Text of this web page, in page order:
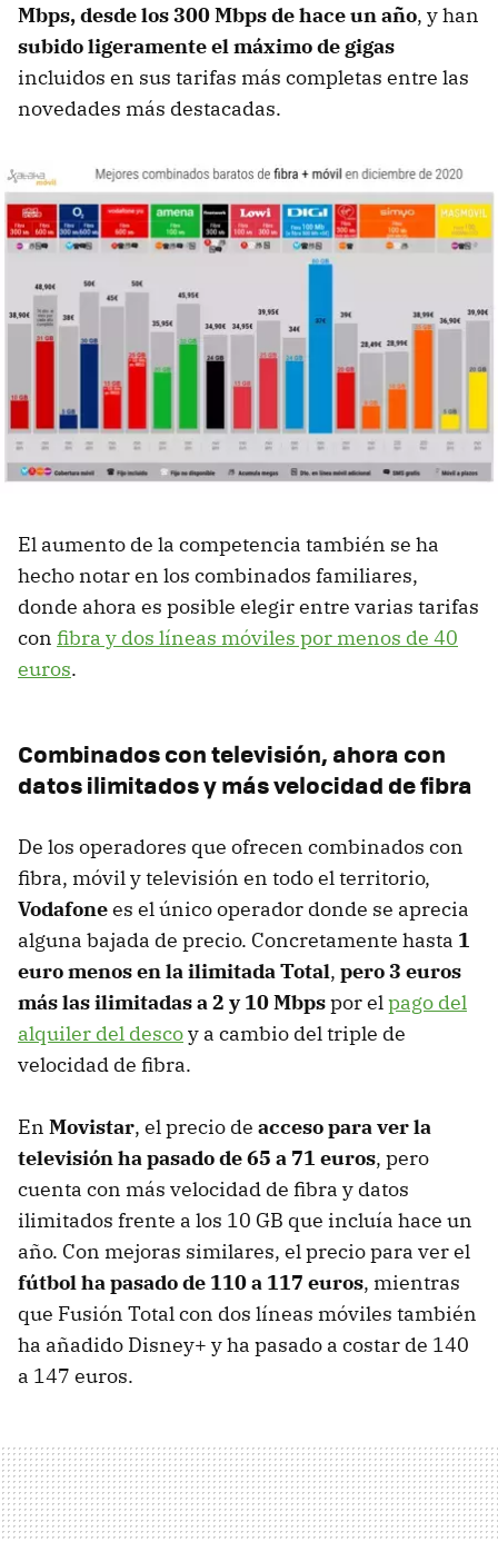
Mbps, desde los 300 Mbps de hace un año, y han
subido ligeramente el máximo de gigas
incluidos en sus tarifas más completas entre las
novedades más destacadas.
El aumento de la competencia también se ha
hecho notar en los combinados familiares,
donde ahora es posible elegir entre varias tarifas
con fibra y dos líneas móviles por menos de 40
euros.
Combinados con televisión, ahora con
datos ilimitados y más velocidad de fibra
De los operadores que ofrecen combinados con
fibra, móvil y televisión en todo el territorio,
Vodafonees el único operador donde se aprecia
alguna bajada de precio. Concretamente hasta 1
euro menos en la ilimitada Total, pero 3 euros
más las ilimitadas a 2 y 10 Mbpspor elpago del
alquiler del descoy a cambio del triple de
velocidad de fibra.
En Movistar, el precio de acceso para ver la
televisión ha pasado de 65 a 71 euros, pero
cuenta con más velocidad de fibra y datos
ilimitados frente a los 10 GB que incluía hace un
año. Con mejoras similares, el precio para ver el
fútbol ha pasado de 110 a 117 euros, mientras
que Fusión Total con dos líneas móviles también
ha añadido Disney+ y ha pasado a costar de 140
a 147 euros.